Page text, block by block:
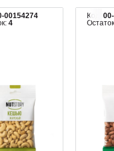
00154274
4
Код: